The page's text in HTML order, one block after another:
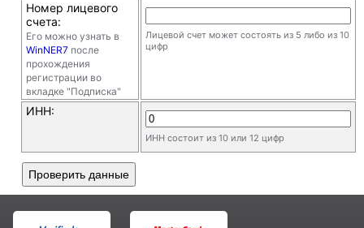
Номер лицевого
счета:
Его можно узнать в
WinNER7 после
прохождения
регистрации во
вкладке "Подписка"
Лицевой счет может состоять из 5 либо из 10
цифр
ИНН:
ИНН состоит из 10 или 12 цифр
Проверить данные